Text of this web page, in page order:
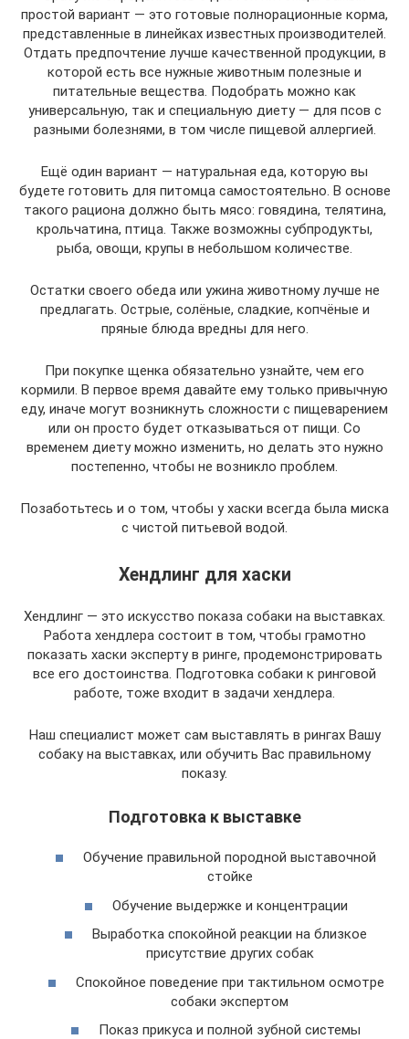
простой вариант — это готовые полнорационные корма,
представленные в линейках известных производителей.
Отдать предпочтение лучше качественной продукции, в
которой есть все нужные животным полезные и
питательные вещества. Подобрать можно как
универсальную, так и специальную диету — для псов с
разными болезнями, в том числе пищевой аллергией.
Ещё один вариант — натуральная еда, которую вы
будете готовить для питомца самостоятельно. В основе
такого рациона должно быть мясо: говядина, телятина,
крольчатина, птица. Также возможны субпродукты,
рыба, овощи, крупы в небольшом количестве.
Остатки своего обеда или ужина животному лучше не
предлагать. Острые, солёные, сладкие, копчёные и
пряные блюда вредны для него.
При покупке щенка обязательно узнайте, чем его
кормили. В первое время давайте ему только привычную
еду, иначе могут возникнуть сложности с пищеварением
или он просто будет отказываться от пищи. Со
временем диету можно изменить, но делать это нужно
постепенно, чтобы не возникло проблем.
Позаботьтесь и о том, чтобы у хаски всегда была миска
с чистой питьевой водой.
Хендлинг для хаски
Хендлинг — это искусство показа собаки на выставках.
Работа хендлера состоит в том, чтобы грамотно
показать хаски эксперту в ринге, продемонстрировать
все его достоинства. Подготовка собаки к ринговой
работе, тоже входит в задачи хендлера.
Наш специалист может сам выставлять в рингах Вашу
собаку на выставках, или обучить Вас правильному
показу.
Подготовка к выставке
Обучение правильной породной выставочной
стойке
Обучение выдержке и концентрации
Выработка спокойной реакции на близкое
присутствие других собак
Спокойное поведение при тактильном осмотре
собаки экспертом
Показ прикуса и полной зубной системы